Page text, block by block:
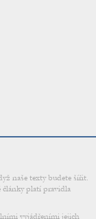
naše texty budete šířit.
články platí pravidla
vyjádřeními jejich